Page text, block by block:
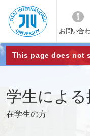
JIU 城西国
際大学
お問い合
This page does not
学生によ
在学生の方